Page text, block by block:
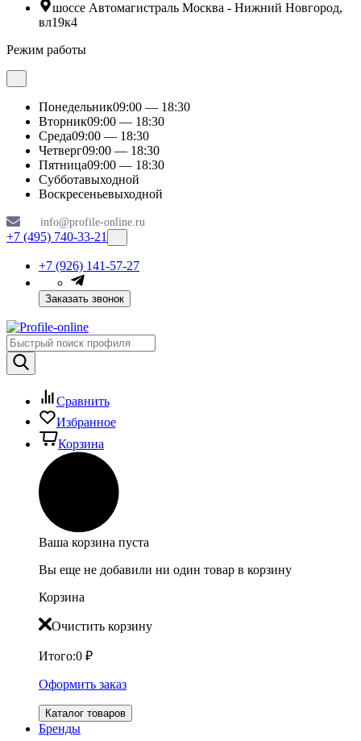
шоссе Автомагистраль Москва - Нижний Новгород,
вл19к4
Режим работы
Понедельник09:00 — 18:30
Вторник09:00 — 18:30
Среда09:00 — 18:30
Четверг09:00 — 18:30
Пятница09:00 — 18:30
Субботавыходной
Воскресеньевыходной
info@profile-online.ru
+7 (495) 740-33-21
+7 (926) 141-57-27
Заказать звонок
Сравнить
Избранное
Корзина
Ваша корзина пуста
Вы еще не добавили ни один товар в корзину
Корзина
Очистить корзину
Итого:0 ₽
Оформить заказ
Каталог товаров
Бренды